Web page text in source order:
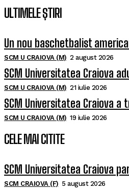
ULTIMELE ȘTIRI
Un nou baschetbalist
SCM U CRAIOVA (M) 2 august 2026
SCM Universitatea Craiova
SCM U CRAIOVA (M) 21 iulie 2026
SCM Universitatea Craiova
SCM U CRAIOVA (M) 19 iulie 2026
CELE MAI CITITE
SCM Universitatea Craiova
SCM CRAIOVA (F) 5 august 2026